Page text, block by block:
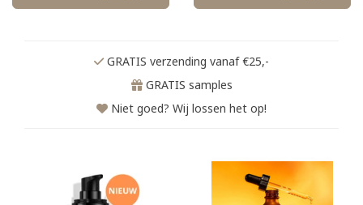
GRATIS verzending vanaf €25,-
GRATIS samples
Niet goed? Wij lossen het op!